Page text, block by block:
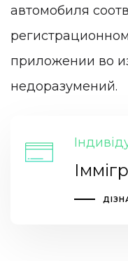
автомобиля
приложении во
недоразумений.